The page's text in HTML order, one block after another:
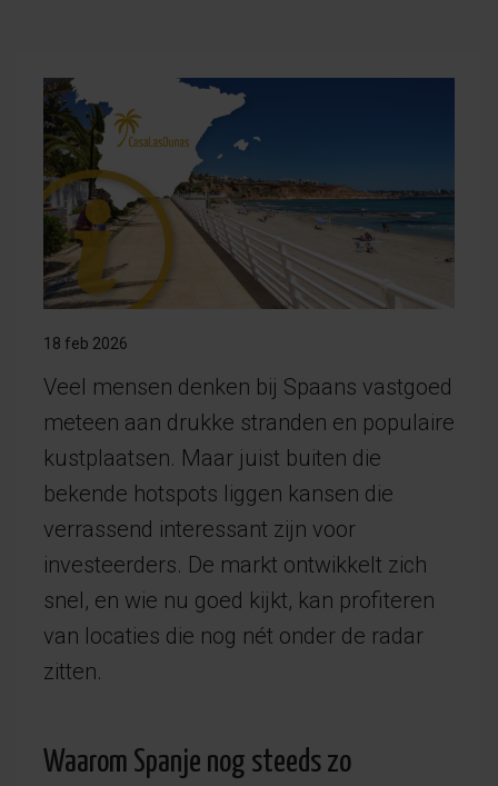
18 feb 2026
Veel mensen denken bij Spaans vastgoed
meteen aan drukke stranden en populaire
kustplaatsen. Maar juist buiten die
bekende hotspots liggen kansen die
verrassend interessant zijn voor
investeerders. De markt ontwikkelt zich
snel, en wie nu goed kijkt, kan profiteren
van locaties die nog nét onder de radar
zitten.
Waarom Spanje nog steeds zo